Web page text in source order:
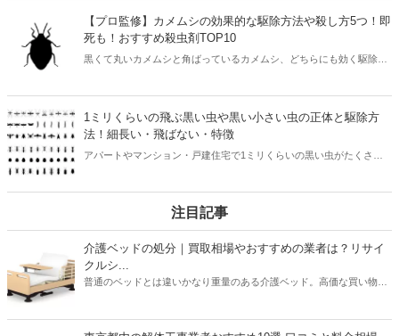
きます。ダニ退治や予防法、刺されたときの対処法を知って、寝具や
ソファを快適に使える生活にしましょう。
【プロ監修】カメムシの効果的な駆除方法や殺し方5つ！即
死も！おすすめ殺虫剤TOP10
黒くて丸いカメムシと角ばっているカメムシ、どちらにも効く駆除方
を撒くべき場所の紹介のほかに、カメムシ自体によく効くおすすめ殺
虫剤をプロが解説します。
1ミリくらいの飛ぶ黒い虫や黒い小さい虫の正体と駆除方
法！細長い・飛ばない・特徴
アパートやマンション・戸建住宅で1ミリくらいの黒い虫がたくさん
いの飛ぶ黒い虫や黒い小さい虫の種類や適切な駆除方法を紹介。虫の
発生を予防するポイントもお伝えします！
注目記事
介護ベッドの処分｜買取相場やおすすめの業者は？リサイ
クルシ...
普通のベッドとは違いかなり重量のある介護ベッド。高価な買い物だ
相場や、おすすめの買取業者3つを紹介。リサイクルショップでの査